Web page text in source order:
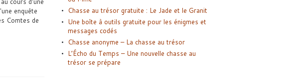
enquête
Comtes de
Chasse au trésor gratuite : Le Jade et le Granit
Une boîte à outils gratuite pour les énigmes et
messages codés
Chasse anonyme – La chasse au trésor
L’Écho du Temps – Une nouvelle chasse au
trésor se prépare